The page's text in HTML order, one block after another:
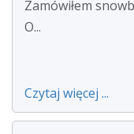
Zamówiłem
O...
Czytaj więcej ...